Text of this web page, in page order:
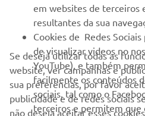
NEWSLETTER
Seja o primeiro a saber das últimas
novos lançamentos e muito mais
em websites de terceiros
resultantes da sua
Cookies de Redes
de visualizar videos no
YouTube), e também
facilmente os conteúdos
sociais, tal como o
terceiros e permitem que
Se deseja utilizar todas as
website, ver campanhas e
sua preferências, por favor
publicidade e de redes sociais
não deseja aceitar esses